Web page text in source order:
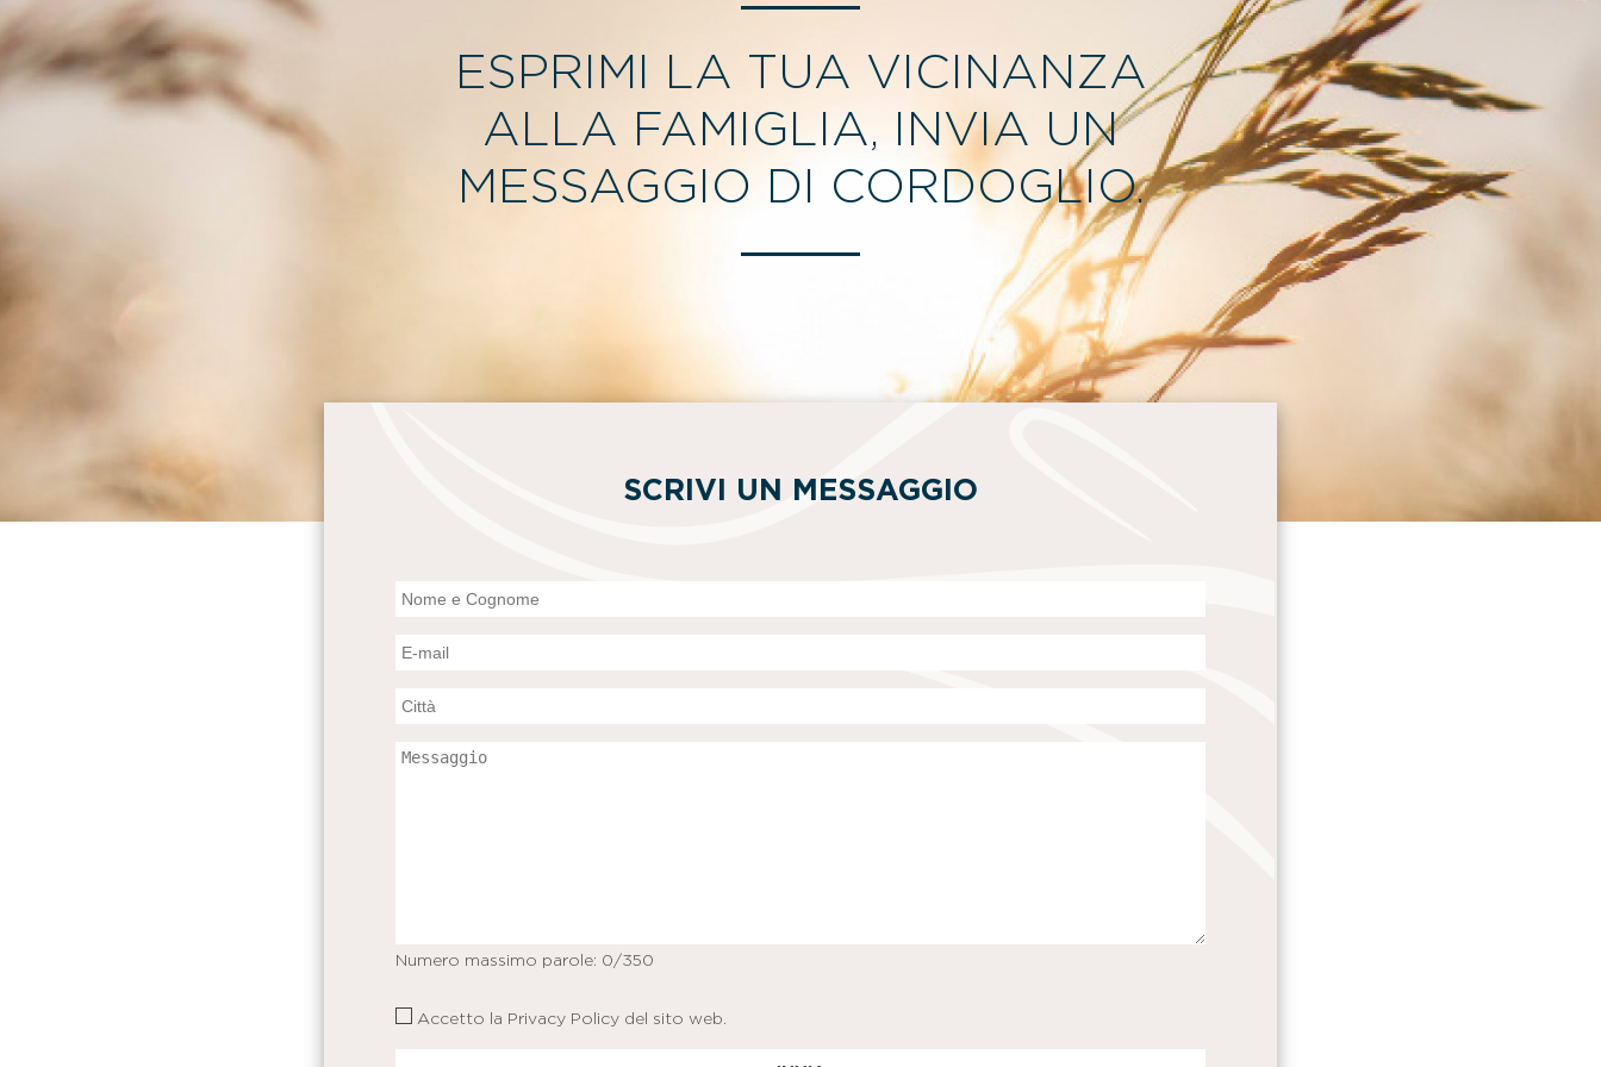
ESPRIMI LA TUA VICINANZA
ALLA FAMIGLIA, INVIA UN
MESSAGGIO DI CORDOGLIO.
SCRIVI UN MESSAGGIO
Numero massimo parole: 0/350
Accetto la Privacy Policy del sito web.